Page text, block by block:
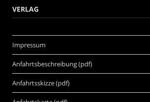
VERLAG
Impressum
Anfahrtsbeschreibung (pdf)
Anfahrtsskizze (pdf)